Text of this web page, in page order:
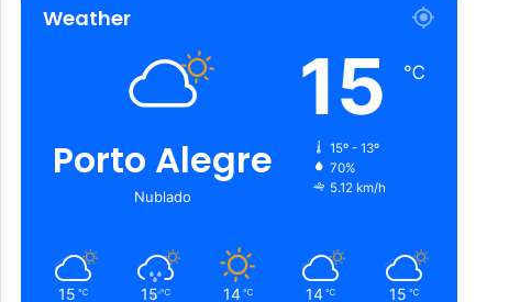
Weather
Porto Alegre
Nublado
15 ℃
15º - 13º
70%
5.12 km/h
15 ℃ 15 ℃ 14 ℃ 14 ℃ 15 ℃